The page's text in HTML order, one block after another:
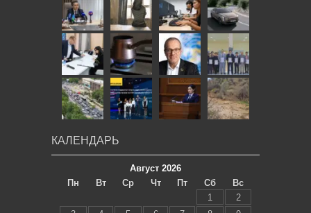
КАЛЕНДАРЬ
Август 2026
Пн
Вт Ср Чт Пт Сб
Вс
1
2